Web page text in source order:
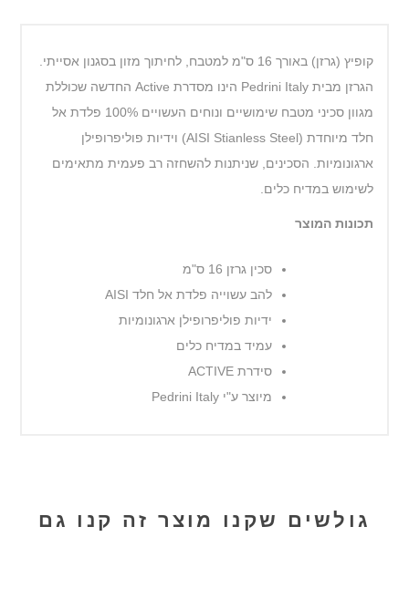
קופיץ (גרזן) באורך 16 ס"מ למטבח, לחיתוך מזון בסגנון אסייתי.
הגרזן מבית Pedrini Italy הינו מסדרת Active החדשה שכוללת
מגוון סכיני מטבח שימושיים ונוחים העשויים 100% פלדת אל
חלד מיוחדת (AISI Stianless Steel) וידיות פוליפרופילן
ארגונומיות. הסכינים, שניתנות להשחזה רב פעמית מתאימים
לשימוש במדיח כלים.
תכונות המוצר
סכין גרזן 16 ס"מ
להב עשוייה פלדת אל חלד AISI
ידיות פוליפרופילן ארגונומיות
עמיד במדיח כלים
סידרת ACTIVE
מיוצר ע"י Pedrini Italy
גולשים שקנו מוצר זה קנו גם